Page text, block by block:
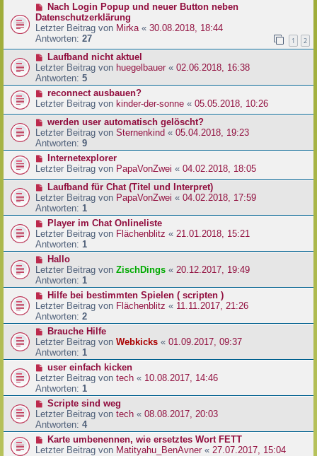
Nach Login Popup und neuer Button neben
Datenschutzerklärung
Letzter Beitrag von Mirka « 30.08.2018, 18:44
Antworten: 27 1 2
Laufband nicht aktuel
Letzter Beitrag von huegelbauer « 02.06.2018, 16:38
Antworten: 5
reconnect ausbauen?
Letzter Beitrag von kinder-der-sonne « 05.05.2018, 10:26
werden user automatisch gelöscht?
Letzter Beitrag von Sternenkind « 05.04.2018, 19:23
Antworten: 9
Internetexplorer
Letzter Beitrag von PapaVonZwei « 04.02.2018, 18:05
Laufband für Chat (Titel und Interpret)
Letzter Beitrag von PapaVonZwei « 04.02.2018, 17:59
Antworten: 1
Player im Chat Onlineliste
Letzter Beitrag von Flächenblitz « 21.01.2018, 15:21
Antworten: 1
Hallo
Letzter Beitrag von ZischDings « 20.12.2017, 19:49
Antworten: 1
Hilfe bei bestimmten Spielen ( scripten )
Letzter Beitrag von Flächenblitz « 11.11.2017, 21:26
Antworten: 2
Brauche Hilfe
Letzter Beitrag von Webkicks « 01.09.2017, 09:37
Antworten: 1
user einfach kicken
Letzter Beitrag von tech « 10.08.2017, 14:46
Antworten: 1
Scripte sind weg
Letzter Beitrag von tech « 08.08.2017, 20:03
Antworten: 4
Karte umbenennen, wie ersetztes Wort FETT
Letzter Beitrag von Matityahu_BenAvner« 27.07.2017, 15:04